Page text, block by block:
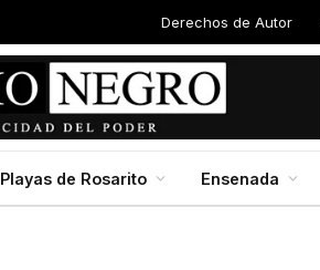
Derechos de Autor
Playas de Rosarito Ensenada